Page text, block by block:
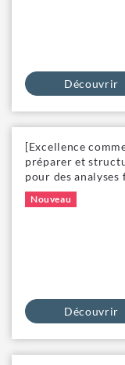
Découvrir
[Excellence
préparer et
pour des analyses
Nouveau
Découvrir